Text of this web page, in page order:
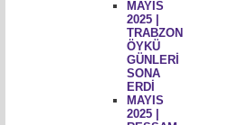
MAYIS
2025 |
TRABZON
ÖYKÜ
GÜNLERİ
SONA
ERDİ
MAYIS
2025 |